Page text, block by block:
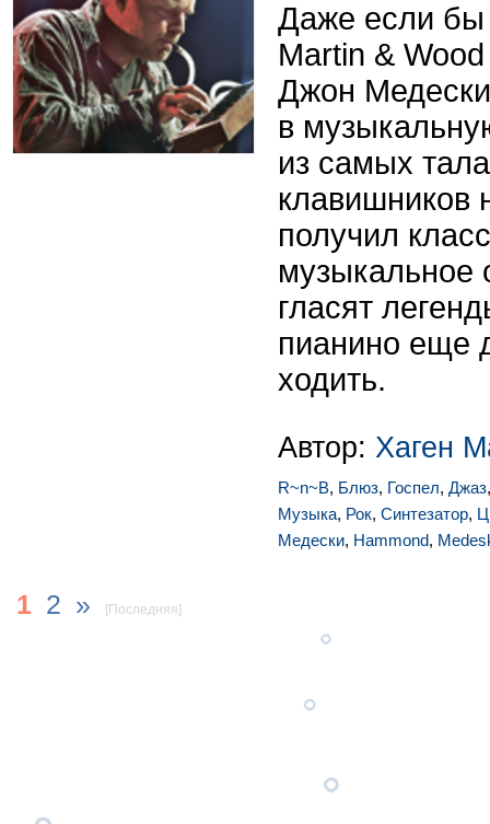
Даже если бы
Martin &
Джон
в
из самых
клавишников
получил
музыкальное
гласят
пианино еще
ходить.
Автор: Хаген
R~n~B, Блюз, Госпел, Джаз
Музыка, Рок, Синтезатор,
Медески, Hammond,
1 2 » [Последняя]